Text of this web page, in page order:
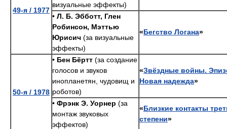
49-я / 1977
визуальные эффекты)
• Л. Б. Эбботт, Глен
Робинсон, Мэттью
Юрисич (за визуальные
эффекты)
«Бегство Логана»
50-я / 1978
• Бен Бёртт (за создание
голосов и звуков
инопланетян, чудовищ и
роботов)
«Звёздные войны.
Новая надежда»
• Фрэнк Э. Уорнер (за
монтаж звуковых
эффектов)
«Близкие контакты
степени»